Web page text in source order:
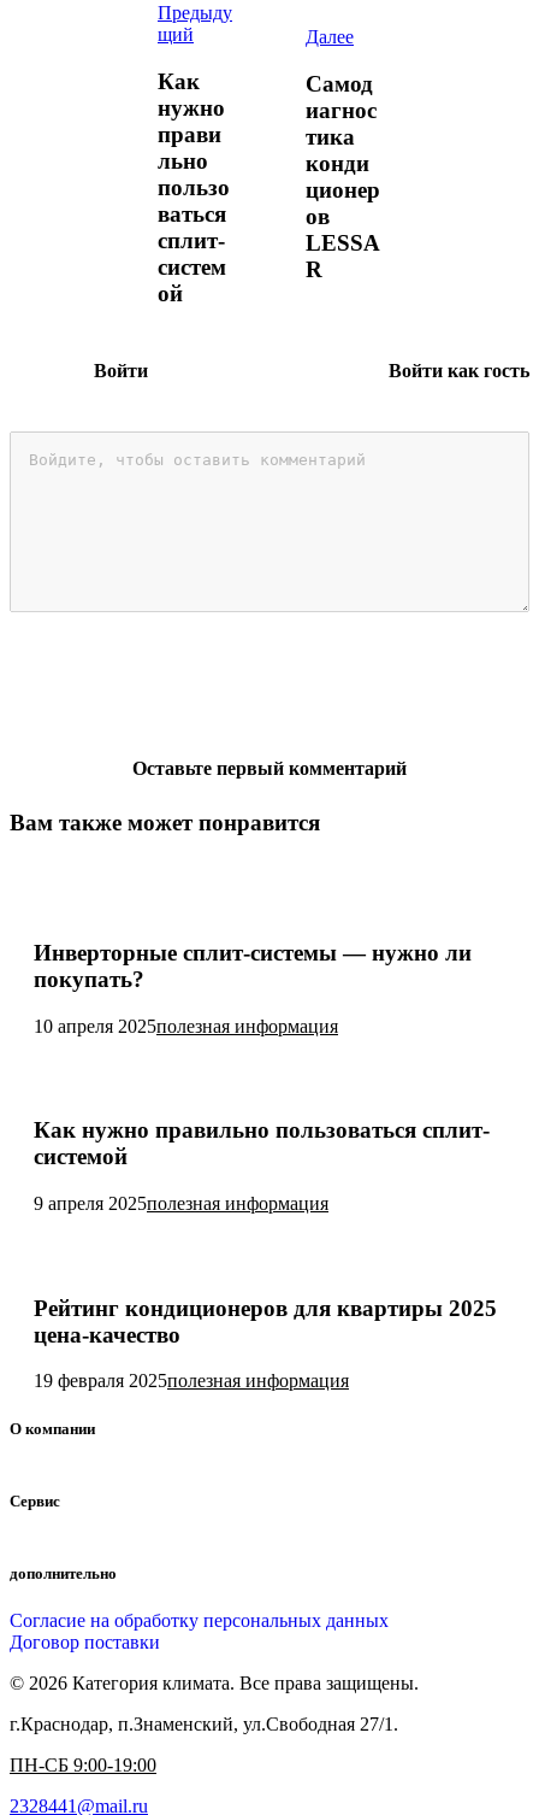
Предыду
щий
Как
нужно
прави
льно
пользо
ваться
сплит-
систем
ой
Далее
Самод
иагнос
тика
конди
ционер
ов
LESSA
R
Войти Войти как гость
Оставьте первый комментарий
Вам также может понравится
Инверторные сплит-системы — нужно ли
покупать?
10 апреля 2025полезная информация
Как нужно правильно пользоваться сплит-
системой
9 апреля 2025полезная информация
Рейтинг кондиционеров для квартиры 2025
цена-качество
19 февраля 2025полезная информация
О компании
Сервис
дополнительно
Согласие на обработку персональных данных
Договор поставки
© 2026 Категория климата. Все права защищены.
г.Краснодар, п.Знаменский, ул.Свободная 27/1.
ПН-СБ 9:00-19:00
2328441@mail.ru